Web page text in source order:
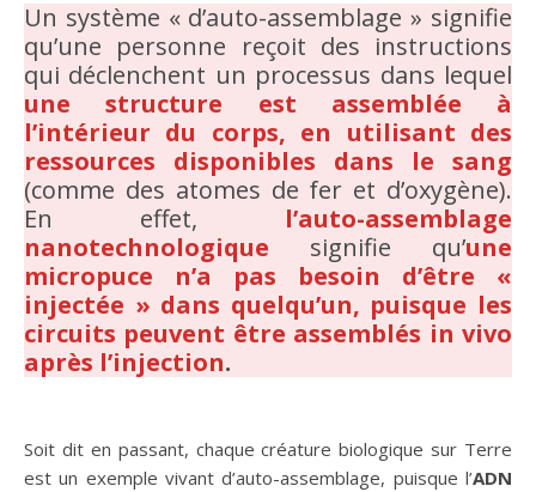
Un système « d’auto-assemblage » signifie
qu’une personne reçoit des instructions
qui déclenchent un processus dans lequel
une structure est assemblée à
l’intérieur du corps, en utilisant des
ressources disponibles dans le sang
(comme des atomes de fer et d’oxygène).
En effet, l’auto-assemblage
nanotechnologique signifie qu’une
micropuce n’a pas besoin d’être «
injectée » dans quelqu’un, puisque les
circuits peuvent être assemblés in vivo
après l’injection.
Soit dit en passant, chaque créature biologique sur Terre
est un exemple vivant d’auto-assemblage, puisque l’ADN